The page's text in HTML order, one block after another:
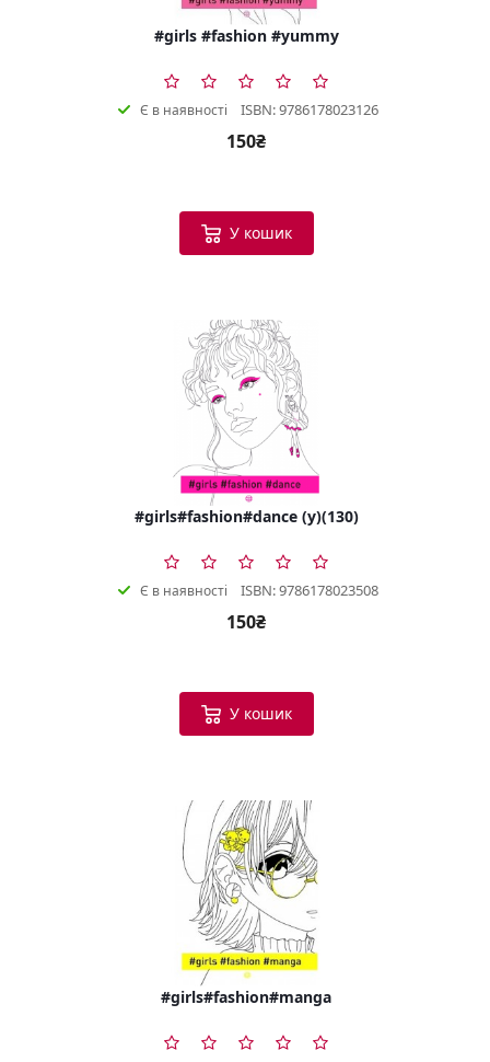
#girls #fashion #yummy
Є в наявності ISBN: 9786178023126
150₴
У кошик
#girls#fashion#dance (у)(130)
Є в наявності ISBN: 9786178023508
150₴
У кошик
#girls#fashion#manga